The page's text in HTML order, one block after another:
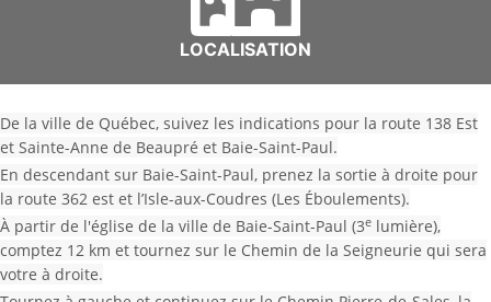
LOCALISATION
De la ville de Québec, suivez les indications pour la route 138 Est
et Sainte-Anne de Beaupré et Baie-Saint-Paul.
En descendant sur Baie-Saint-Paul, prenez la sortie à droite pour
la route 362 est et l’Isle-aux-Coudres (Les Éboulements).
À partir de l'église de la ville de Baie-Saint-Paul (3e lumière),
comptez 12 km et tournez sur le Chemin de la Seigneurie qui sera
votre à droite.